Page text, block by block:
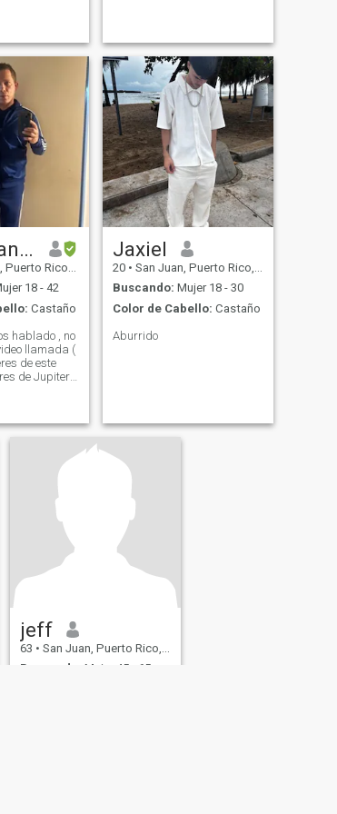
paradisandres
Rico, Puerto Rico
18 - 42
Castaño
llamada (
de este
de Jupiter
espera el
.
y
tus
es real
y, es
llamada ,
me escribes
real no Tengo
en juegos,
y
si eres mi
infinito , pero
una
Jaxiel
20 • San Juan, Puerto Rico, Puerto Rico
Buscando: Mujer 18 - 30
Color de Cabello: Castaño
Aburrido
jeff
63 • San Juan, Puerto Rico, Puerto Rico
Buscando:
Mujer 45 - 65